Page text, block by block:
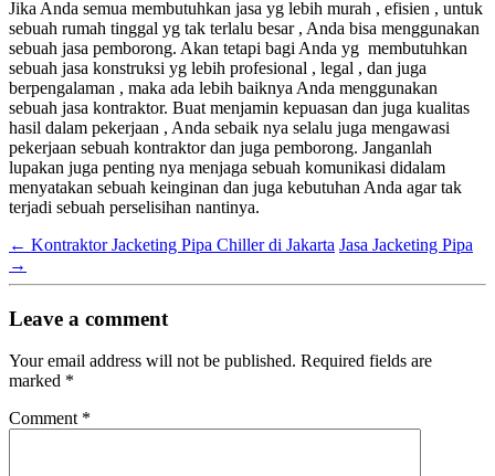
Jika Anda semua membutuhkan jasa yg lebih murah , efisien , untuk
sebuah rumah tinggal yg tak terlalu besar , Anda bisa menggunakan
sebuah jasa pemborong. Akan tetapi bagi Anda yg membutuhkan
sebuah jasa konstruksi yg lebih profesional , legal , dan juga
berpengalaman , maka ada lebih baiknya Anda menggunakan
sebuah jasa kontraktor. Buat menjamin kepuasan dan juga kualitas
hasil dalam pekerjaan , Anda sebaik nya selalu juga mengawasi
pekerjaan sebuah kontraktor dan juga pemborong. Janganlah
lupakan juga penting nya menjaga sebuah komunikasi didalam
menyatakan sebuah keinginan dan juga kebutuhan Anda agar tak
terjadi sebuah perselisihan nantinya.
← Kontraktor Jacketing Pipa Chiller di Jakarta Jasa Jacketing Pipa
→
Leave a comment
Your email address will not be published. Required fields are
marked *
Comment *